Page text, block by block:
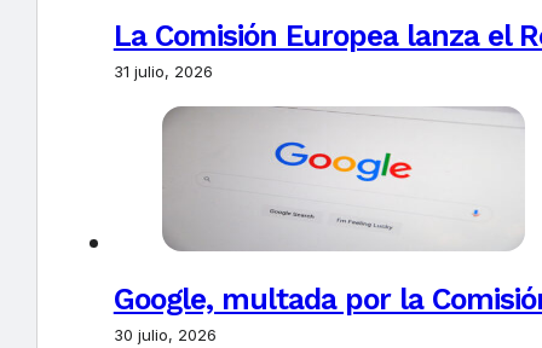
La Comisión Europea lanza el
31 julio, 2026
Google, multada por la
30 julio, 2026